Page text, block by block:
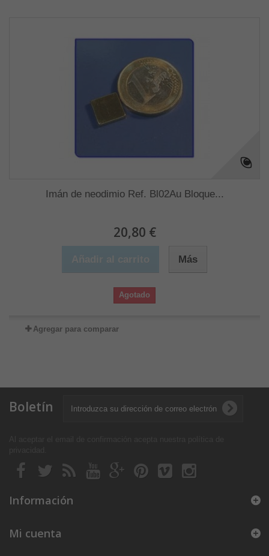
Imán de neodimio Ref. Bl02Au Bloque...
20,80 €
Más
Agotado
Agregar para comparar
Boletín
Información
Mi cuenta